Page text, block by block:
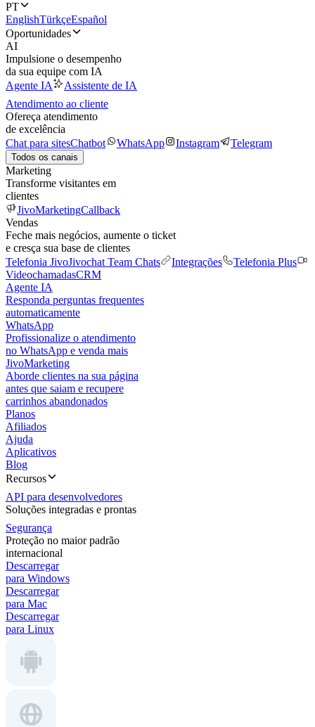
PT
EnglishTürkçeEspañol
Oportunidades
AI
Impulsione o desempenho
da sua equipe com IA
Agente IA
Assistente de IA
Atendimento ao cliente
Ofereça atendimento
de excelência
Chat para sitesChatbot WhatsApp Instagram Telegram
Todos os canais
Marketing
Transforme visitantes em
clientes
JivoMarketingCallback
Vendas
Feche mais negócios, aumente o ticket
e cresça sua base de clientes
Telefonia JivoJivochat Team Chats Integrações
Telefonia Plus
VideochamadasCRM
Agente IA
Responda perguntas frequentes
automaticamente
WhatsApp
Profissionalize o atendimento
no WhatsApp e venda mais
JivoMarketing
Aborde clientes na sua página
antes que saiam e recupere
carrinhos abandonados
Planos
Afiliados
Ajuda
Aplicativos
Blog
Recursos
API para desenvolvedores
Soluções integradas e prontas
Segurança
Proteção no maior padrão
internacional
Descarregar
para Windows
Descarregar
para Mac
Descarregar
para Linux